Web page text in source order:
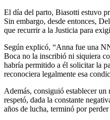
El día del parto, Biasotti estuvo
Sin embargo, desde entonces,
que recurrir a la Justicia para
Según explicó, “Anna fue una
Boca no la inscribió ni siquiera
habría permitido a él solicitar la
reconociera legalmente esa
Además, consiguió establecer un
respetó, dada la constante
años de lucha, terminó por